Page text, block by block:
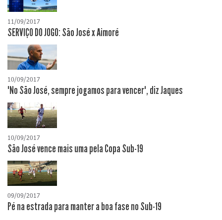
11/09/2017
SERVIÇO DO JOGO: São José x Aimoré
10/09/2017
"No São José, sempre jogamos para vencer", diz Jaques
10/09/2017
São José vence mais uma pela Copa Sub-19
09/09/2017
Pé na estrada para manter a boa fase no Sub-19